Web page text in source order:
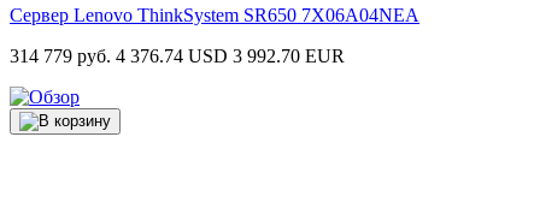
Сервер Lenovo ThinkSystem SR650 7X06A04NEA
314 779 руб. 4 376.74 USD 3 992.70 EUR